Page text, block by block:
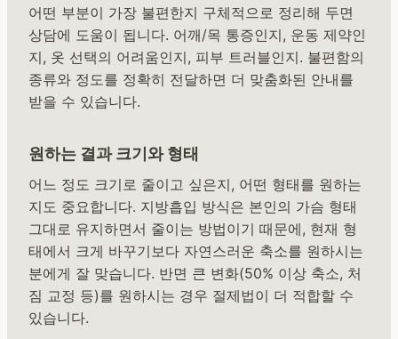
어떤 부분이 가장 불편한지 구체적으로 정리해 두면
상담에 도움이 됩니다. 어깨/목 통증인지, 운동 제약인
지, 옷 선택의 어려움인지, 피부 트러블인지. 불편함의
종류와 정도를 정확히 전달하면 더 맞춤화된 안내를
받을 수 있습니다.
원하는 결과 크기와 형태
어느 정도 크기로 줄이고 싶은지, 어떤 형태를 원하는
지도 중요합니다. 지방흡입 방식은 본인의 가슴 형태
그대로 유지하면서 줄이는 방법이기 때문에, 현재 형
태에서 크게 바꾸기보다 자연스러운 축소를 원하시는
분에게 잘 맞습니다. 반면 큰 변화(50% 이상 축소, 처
짐 교정 등)를 원하시는 경우 절제법이 더 적합할 수
있습니다.